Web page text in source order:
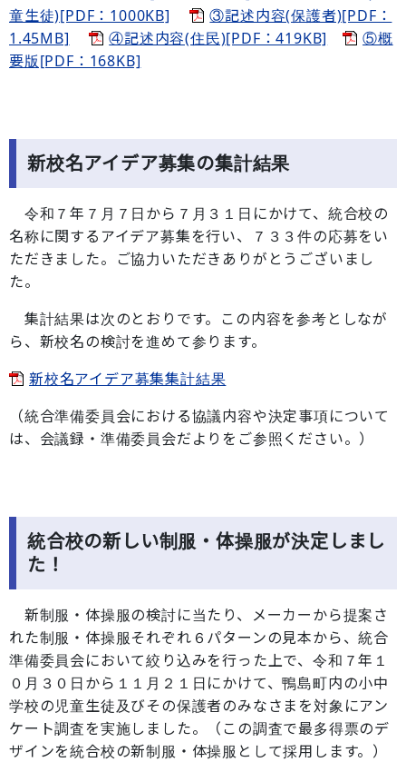
童生徒)[PDF：1000KB]
③記述内容(保護者)[PDF：
1.45MB]
④記述内容(住民)[PDF：419KB]
⑤概
要版[PDF：168KB]
新校名アイデア募集の集計結果
令和７年７月７日から７月３１日にかけて、統合校の
名称に関するアイデア募集を行い、７３３件の応募をい
ただきました。ご協力いただきありがとうございまし
た。
集計結果は次のとおりです。この内容を参考としなが
ら、新校名の検討を進めて参ります。
新校名アイデア募集集計結果
（統合準備委員会における協議内容や決定事項について
は、会議録・準備委員会だよりをご参照ください。）
統合校の新しい制服・体操服が決定しまし
た！
新制服・体操服の検討に当たり、メーカーから提案さ
れた制服・体操服それぞれ６パターンの見本から、統合
準備委員会において絞り込みを行った上で、令和７年１
０月３０日から１１月２１日にかけて、鴨島町内の小中
学校の児童生徒及びその保護者のみなさまを対象にアン
ケート調査を実施しました。（この調査で最多得票のデ
ザインを統合校の新制服・体操服として採用します。）